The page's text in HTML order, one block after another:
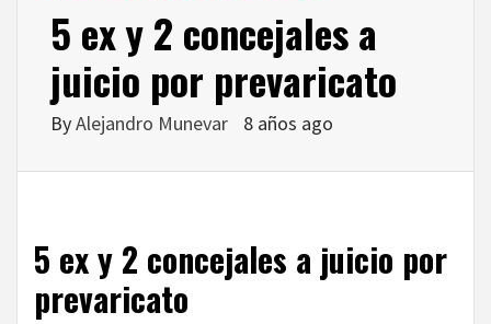
5 ex y 2 concejales a
juicio por prevaricato
ByAlejandro Munevar 8 años ago
5 ex y 2 concejales a juicio por
prevaricato